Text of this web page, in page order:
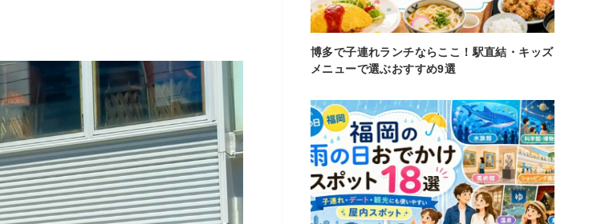
博多で子連れランチならここ！駅直結・キッズ
メニューで選ぶおすすめ9選